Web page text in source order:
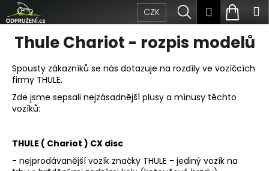
Přejít
na
obsah
CZK Hledat
košík
Thule Chariot - rozpis modelů
Spousty zákazníků se nás dotazuje na rozdíly ve vozíčcích
firmy THULE.
Zde jsme sepsali nejzásadnější plusy a mínusy těchto
vozíků:
THULE ( Chariot ) CX disc
- nejprodávanější vozík značky THULE - jediný vozík na
o
C
o
p
t